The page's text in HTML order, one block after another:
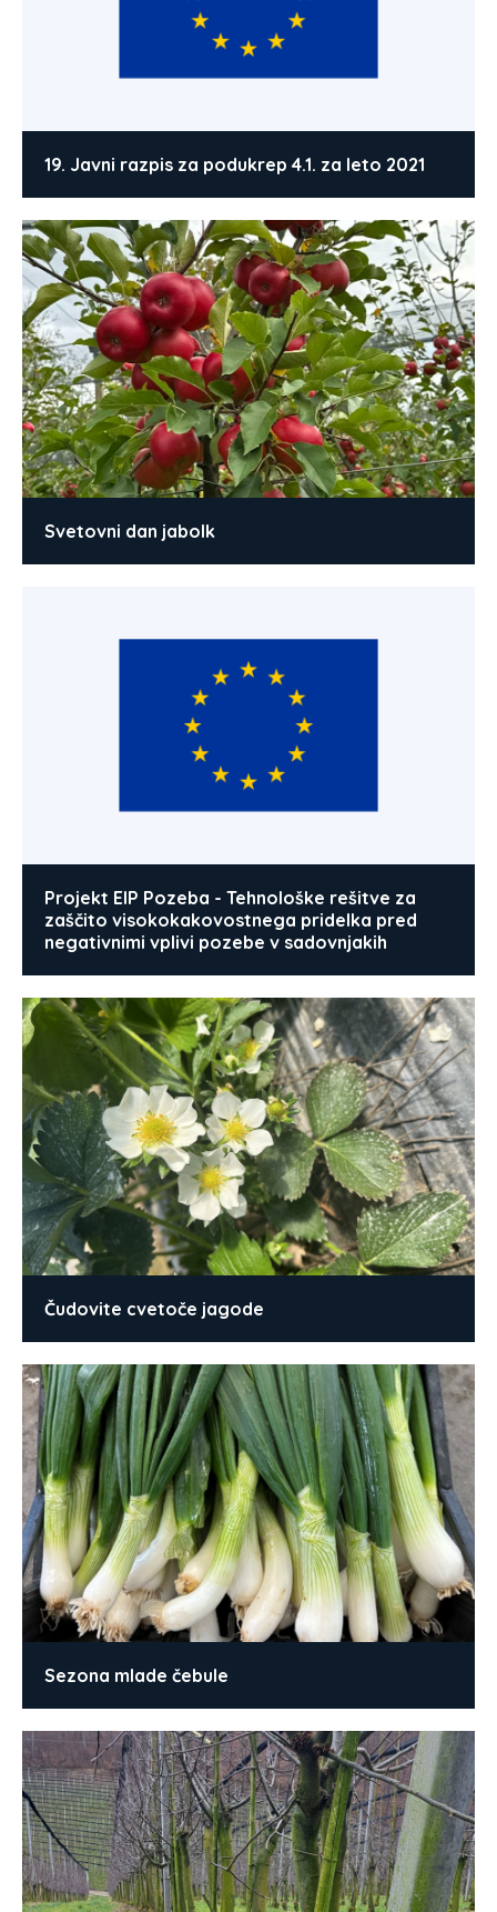
19. Javni razpis za podukrep 4.1. za leto 2021
Svetovni dan jabolk
Projekt EIP Pozeba - Tehnološke rešitve za
zaščito visokokakovostnega pridelka pred
negativnimi vplivi pozebe v sadovnjakih
Čudovite cvetoče jagode
Sezona mlade čebule